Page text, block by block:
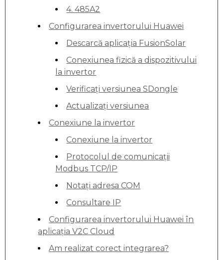
4. 485A2
Configurarea invertorului Huawei
Descarcă aplicația FusionSolar
Conexiunea fizică a dispozitivului
la invertor
Verificați versiunea SDongle
Actualizați versiunea
Conexiune la invertor
Conexiune la invertor
Protocolul de comunicații
Modbus TCP/IP
Notați adresa COM
Consultare IP
Configurarea invertorului Huawei în
aplicația V2C Cloud
Am realizat corect integrarea?